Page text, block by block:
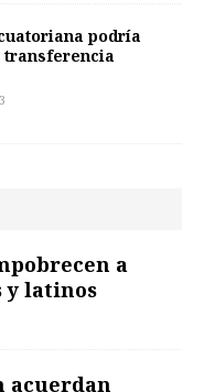
podría
a
y latinos
acuerdan